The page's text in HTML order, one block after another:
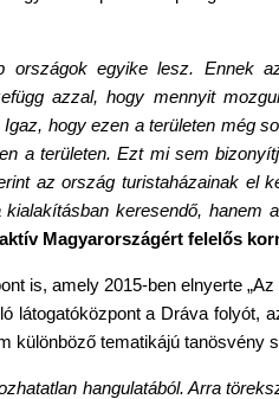
országok egyike lesz. Ennek
azzal, hogy mennyit
hogy ezen a területen még
a területen. Ezt mi sem
az ország turistaházainak el
keresendő, hanem
Magyarországért felelős
is, amely 2015-ben elnyerte
látogatóközpont a Dráva folyót,
különböző tematikájú tanösvény
hangulatából. Arra